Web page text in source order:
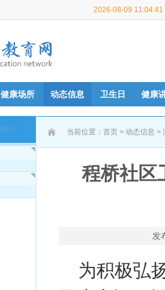
2026-08-09 11:04:42
健康场所 动态信息 卫生日 健康
当前位置： 首页 > 动态信息 >
程桥社区
发
为积极弘